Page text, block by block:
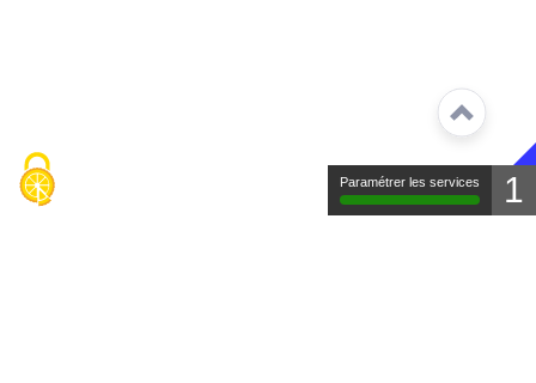
Paramétrer les services 1